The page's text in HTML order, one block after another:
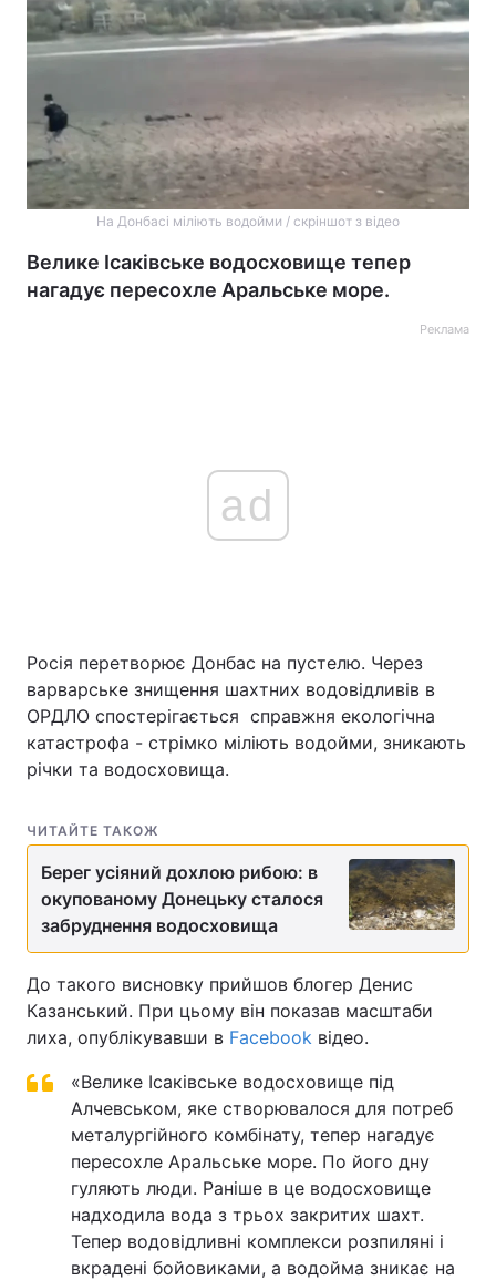
На Донбасі міліють водойми / скріншот з відео
Велике Ісаківське водосховище тепер
нагадує пересохле Аральське море.
Реклама
ad
Росія перетворює Донбас на пустелю. Через
варварське знищення шахтних водовідливів в
ОРДЛО спостерігається справжня екологічна
катастрофа - стрімко міліють водойми, зникають
річки та водосховища.
ЧИТАЙТЕ ТАКОЖ
Берег усіяний дохлою рибою: в
окупованому Донецьку сталося
забруднення водосховища
До такого висновку прийшов блогер Денис
Казанський. При цьому він показав масштаби
лиха, опублікувавши в Facebook відео.
«Велике Ісаківське водосховище під
Алчевськом, яке створювалося для потреб
металургійного комбінату, тепер нагадує
пересохле Аральське море. По його дну
гуляють люди. Раніше в це водосховище
надходила вода з трьох закритих шахт.
Тепер водовідливні комплекси розпиляні і
вкрадені бойовиками, а водойма зникає на